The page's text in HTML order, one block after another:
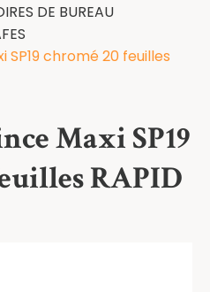
DE BUREAU
SP19 chromé 20 feuilles
Maxi SP19
RAPID